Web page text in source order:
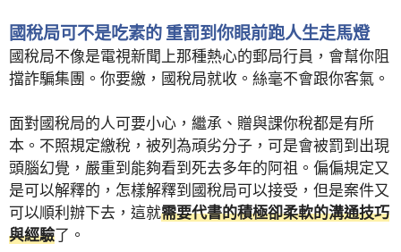
國稅局可不是吃素的 重罰到你眼前跑人生走馬燈
國稅局不像是電視新聞上那種熱心的郵局行員，會幫你阻
擋詐騙集團。你要繳，國稅局就收。絲毫不會跟你客氣。
面對國稅局的人可要小心，繼承、贈與課你稅都是有所
本。不照規定繳稅，被列為頑劣分子，可是會被罰到出現
頭腦幻覺，嚴重到能夠看到死去多年的阿祖。偏偏規定又
是可以解釋的，怎樣解釋到國稅局可以接受，但是案件又
可以順利辦下去，這就需要代書的積極卻柔軟的溝通技巧
與經驗了。